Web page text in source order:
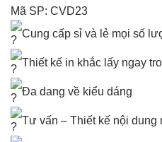
Mã SP: CVD23
Cung cấp sỉ và lẻ mọi số
Thiết kế in khắc lấy ngay
Đa dang về kiểu dáng
Tư vấn – Thiết kế nội dung